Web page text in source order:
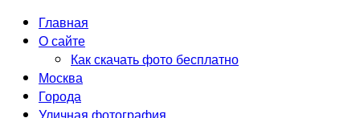
Главная
О сайте
Как скачать фото бесплатно
Москва
Города